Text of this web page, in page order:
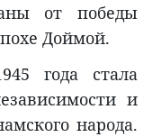
от победы
Доймой.
года стала
и
народа.